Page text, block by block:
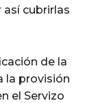
cubrirlas
de la
la provisión
el Servizo